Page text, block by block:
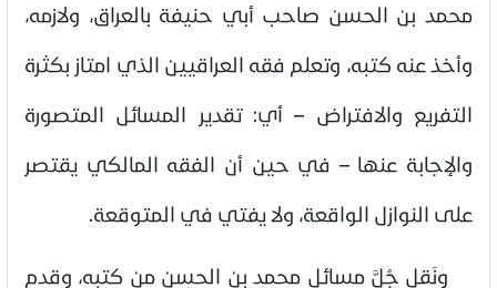
محمد بن الحسن صاحب أبي حنيفة بالعراق، ولازمه،
وأخذ عنه كتبه، وتعلم فقه العراقيين الذي امتاز بكثرة
التفريع والافتراض – أي: تقدير المسائل المتصورة
والإجابة عنها – في حين أن الفقه المالكي يقتصر
على النوازل الواقعة، ولا يفتي في المتوقعة.
ونَقل جُلَّ مسائل محمد بن الحسن من كتبه، وقدم